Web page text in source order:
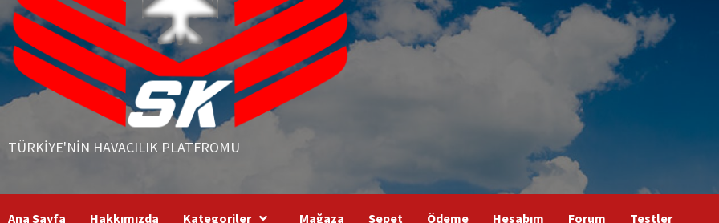
TÜRKIYE'NIN HAVACILIK PLATFROMU
Ana Sayfa Hakkımızda Kategoriler Mağaza Sepet Ödeme Hesabım Forum Testler